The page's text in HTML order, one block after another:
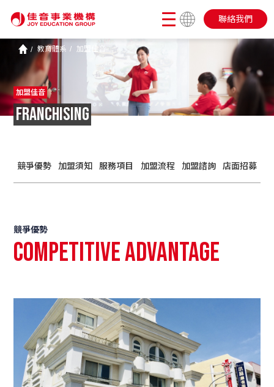
聯絡我們
教育體系 加盟佳音
加盟佳音
FRANCHISING
競爭優勢 加盟須知 服務項目 加盟流程 加盟諮詢 店面招募
競爭優勢
Competitive Advantage